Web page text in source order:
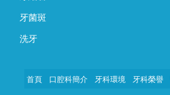
牙菌斑
洗牙
首頁 口腔科簡介 牙科環境 牙科榮譽